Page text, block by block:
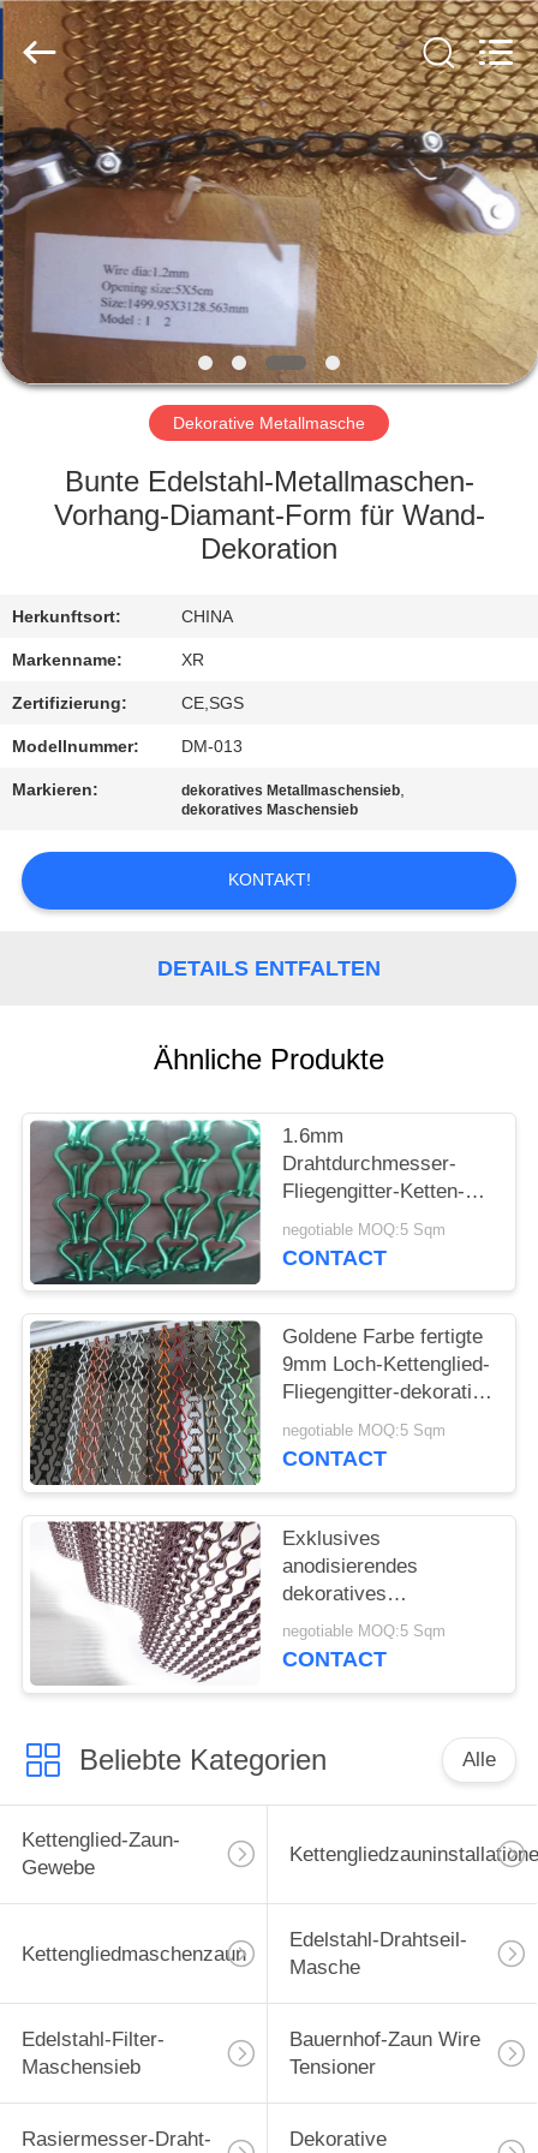
HAUS
PRODUKTE
ÜBER
UNS
FABRIK-
AUSFLUG
QUALITÄTSKONTROLLE
SIE
MIT
UNS
IN
VERBINDUNG
FORDERN
SIE
PRIVACY
POLICY
METAL
MESH
All
Rights
Reserved.
Dekorative Metallmasche
Bunte Edelstahl-Metallmaschen-
Vorhang-Diamant-Form für Wand-
Dekoration
Herkunftsort: CHINA
Markenname: XR
Zertifizierung: CE,SGS
Modellnummer: DM-013
Markieren: dekoratives Metallmaschensieb,
dekoratives Maschensieb
KONTAKT!
DETAILS ENTFALTEN
Ähnliche Produkte
1.6mm
Drahtdurchmesser-
Fliegengitter-Ketten-
Vorhang-
Schwarzes/grüne
negotiable MOQ:5 Sqm
CONTACT
Goldene Farbe fertigte
9mm Loch-Kettenglied-
Fliegengitter-dekorative
Metallmasche
besonders an
negotiable MOQ:5 Sqm
CONTACT
Exklusives
anodisierendes
dekoratives
Aluminiumx12 der
Metallmaschen-24 X
negotiable MOQ:5 Sqm
CONTACT
Beliebte Kategorien Alle
Kettenglied-Zaun-
Gewebe
Kettengliedmaschenzaun
Edelstahl-Drahtseil-
Masche
Edelstahl-Filter-
Maschensieb
Bauernhof-Zaun Wire
Tensioner
Rasiermesser-Draht- Dekorative